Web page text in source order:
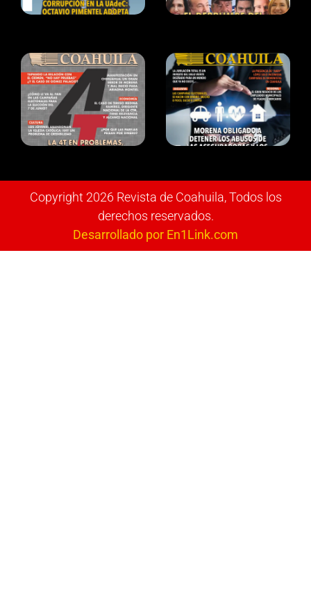
Copyright 2026 Revista de Coahuila, Todos los
derechos reservados.
Desarrollado por En1Link.com